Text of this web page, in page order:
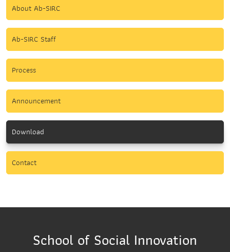
About Ab-SIRC
Ab-SIRC Staff
Process
Announcement
Download
Contact
School of Social Innovation